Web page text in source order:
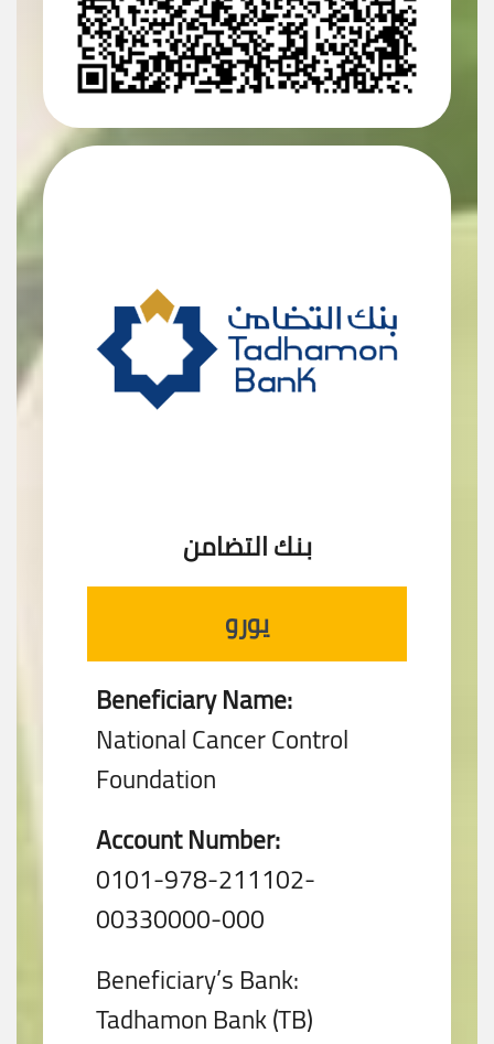
بنك التضامن
يورو
Beneficiary Name:
National Cancer Control
Foundation
Account Number:
0101-978-211102-
00330000-000
Beneficiary’s Bank:
Tadhamon Bank (TB)